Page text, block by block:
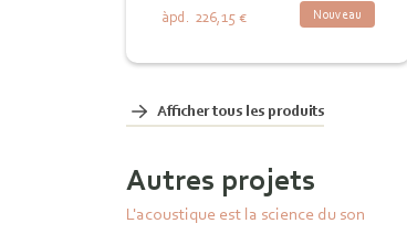
Nouveau
àpd. 226,15 €
Afficher tous les produits
Autres projets
L'acoustique est la science du son